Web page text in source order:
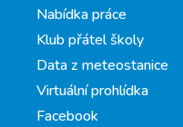
Nabídka práce
Klub přátel školy
Data z meteostanice
Virtuální prohlídka
Facebook